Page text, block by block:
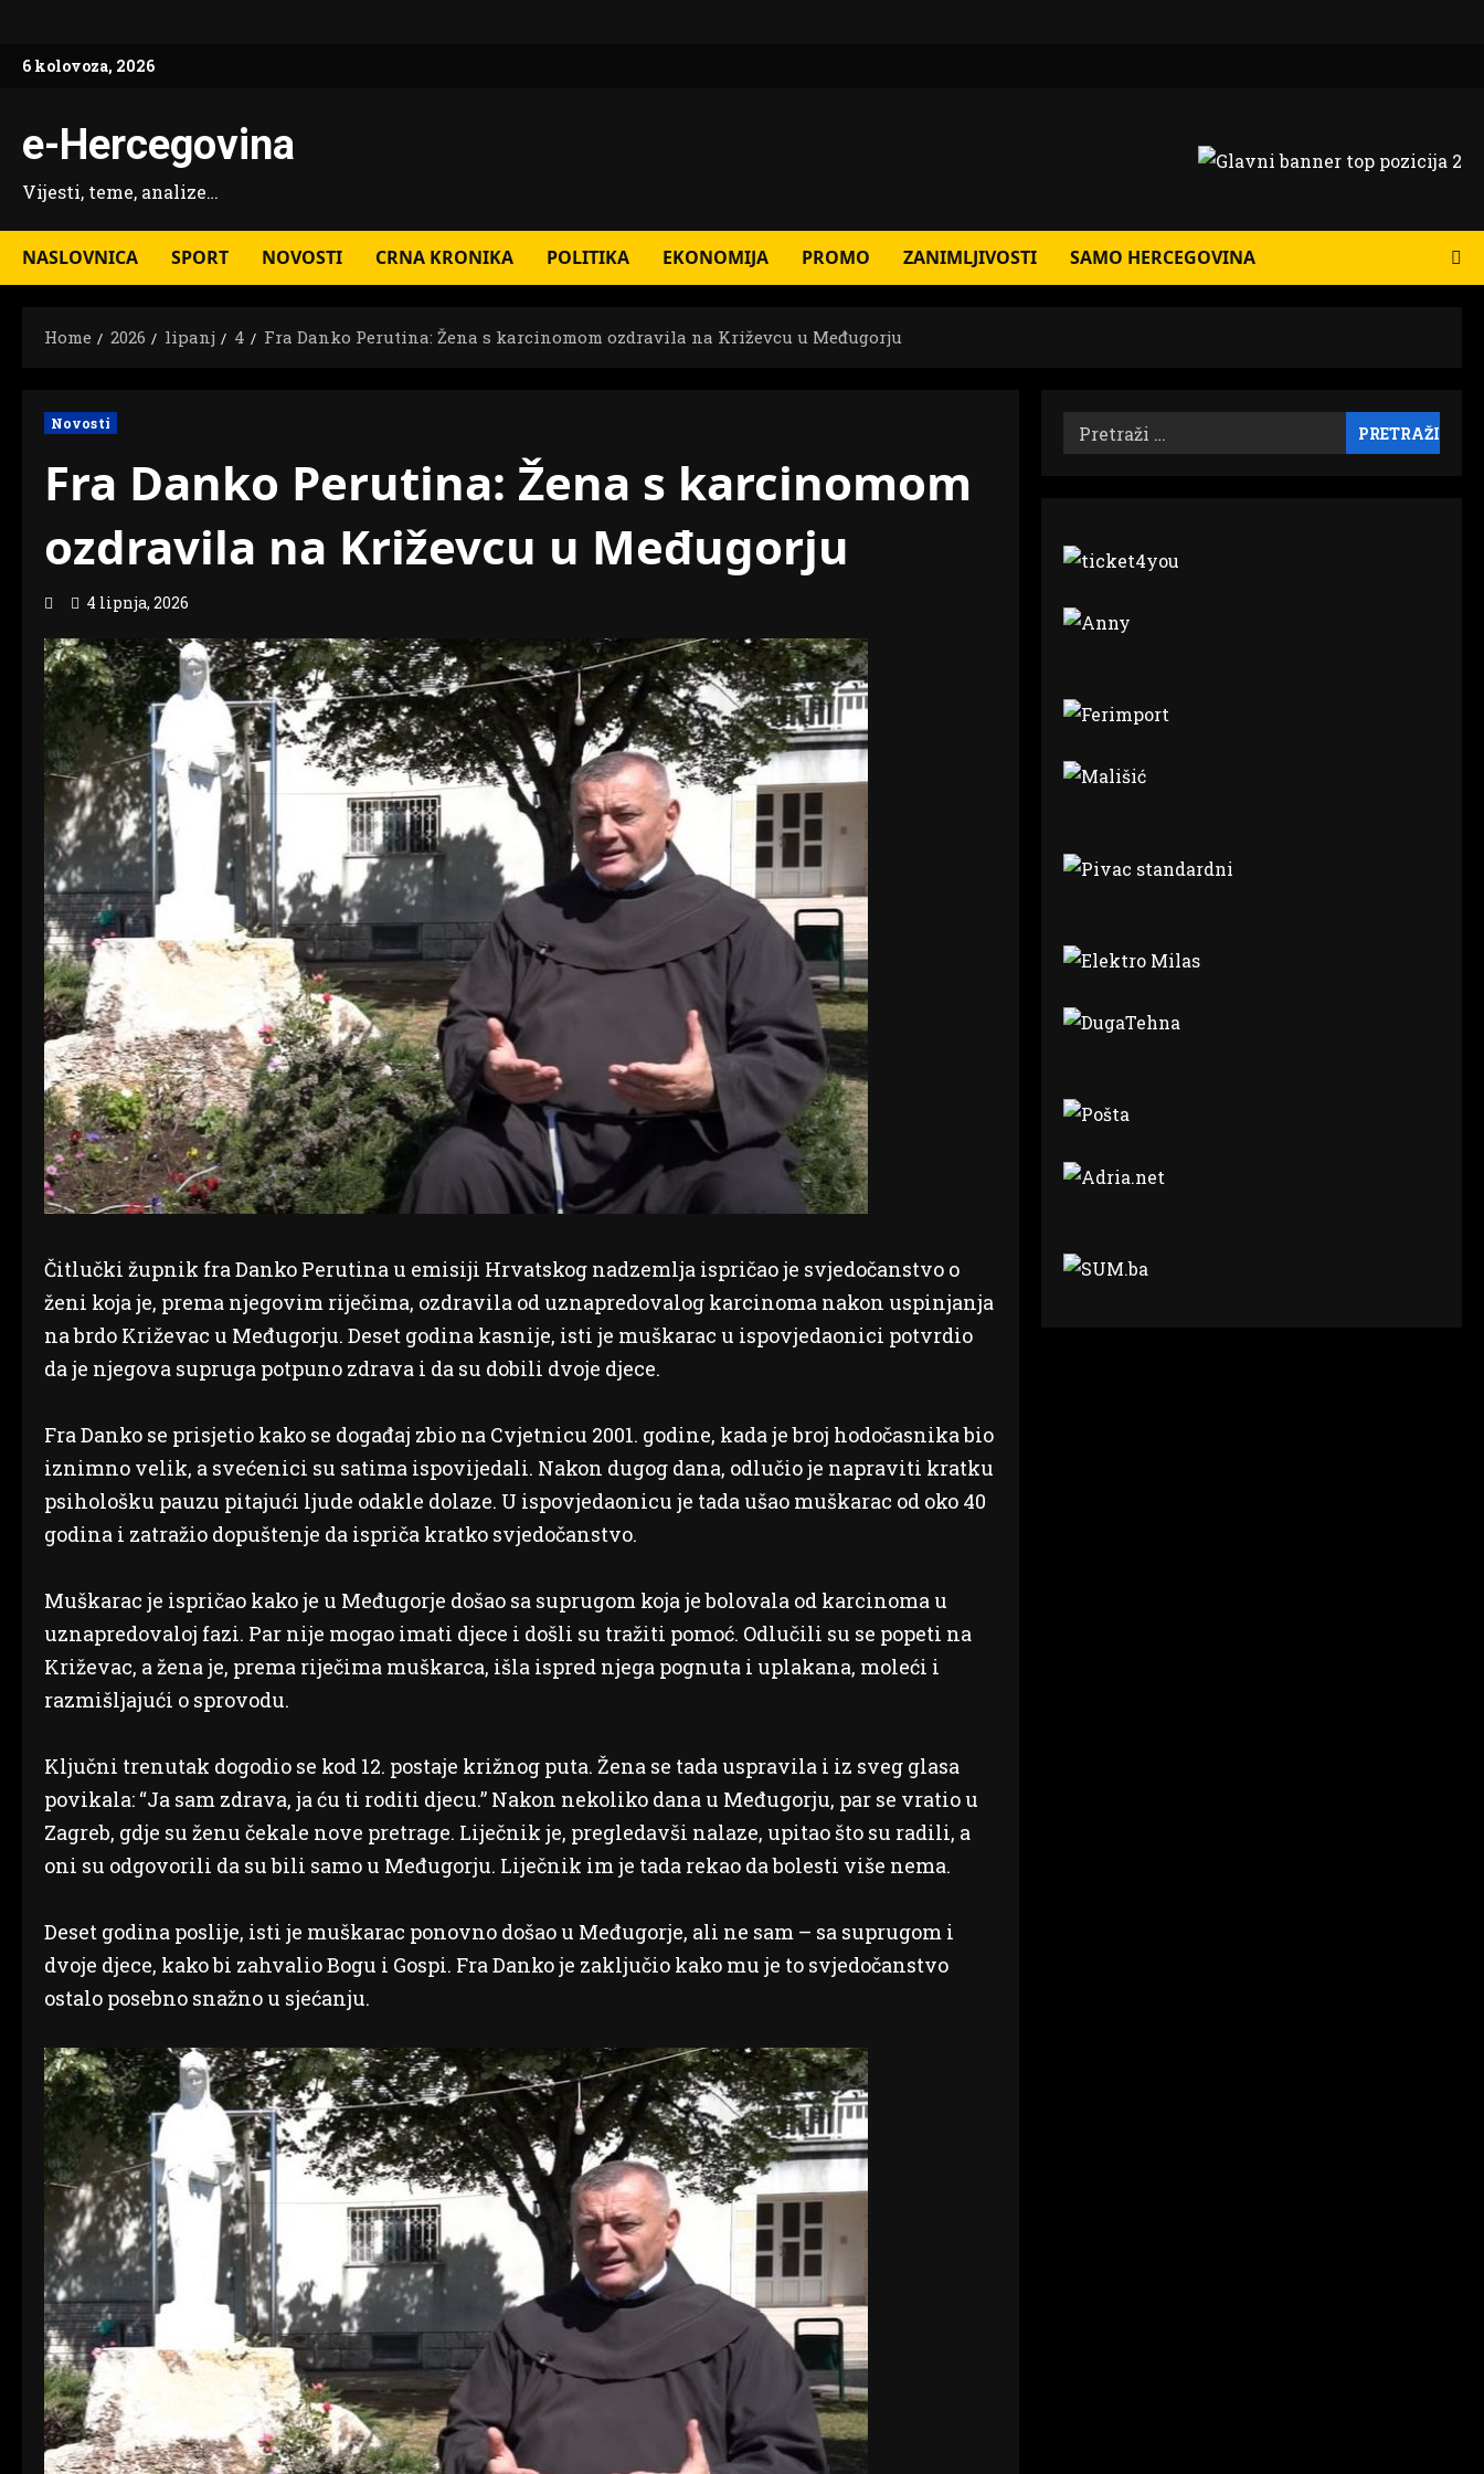
content
6 kolovoza, 2026
e-Hercegovina
Vijesti, teme, analize…
NASLOVNICA SPORT NOVOSTI CRNA KRONIKA POLITIKA EKONOMIJA PROMO ZANIMLJIVOSTI SAMO HERCEGOVINA
Home 2026 lipanj 4 Fra Danko Perutina: Žena s karcinomom ozdravila na Križevcu u Međugorju
Novosti
Fra Danko Perutina: Žena s karcinomom
ozdravila na Križevcu u Međugorju
4 lipnja, 2026
Čitlučki župnik fra Danko Perutina u emisiji Hrvatskog nadzemlja ispričao je svjedočanstvo o
ženi koja je, prema njegovim riječima, ozdravila od uznapredovalog karcinoma nakon uspinjanja
na brdo Križevac u Međugorju. Deset godina kasnije, isti je muškarac u ispovjedaonici potvrdio
da je njegova supruga potpuno zdrava i da su dobili dvoje djece.
Fra Danko se prisjetio kako se događaj zbio na Cvjetnicu 2001. godine, kada je broj hodočasnika bio
iznimno velik, a svećenici su satima ispovijedali. Nakon dugog dana, odlučio je napraviti kratku
psihološku pauzu pitajući ljude odakle dolaze. U ispovjedaonicu je tada ušao muškarac od oko 40
godina i zatražio dopuštenje da ispriča kratko svjedočanstvo.
Muškarac je ispričao kako je u Međugorje došao sa suprugom koja je bolovala od karcinoma u
uznapredovaloj fazi. Par nije mogao imati djece i došli su tražiti pomoć. Odlučili su se popeti na
Križevac, a žena je, prema riječima muškarca, išla ispred njega pognuta i uplakana, moleći i
razmišljajući o sprovodu.
Ključni trenutak dogodio se kod 12. postaje križnog puta. Žena se tada uspravila i iz sveg glasa
povikala: “Ja sam zdrava, ja ću ti roditi djecu.” Nakon nekoliko dana u Međugorju, par se vratio u
Zagreb, gdje su ženu čekale nove pretrage. Liječnik je, pregledavši nalaze, upitao što su radili, a
oni su odgovorili da su bili samo u Međugorju. Liječnik im je tada rekao da bolesti više nema.
Deset godina poslije, isti je muškarac ponovno došao u Međugorje, ali ne sam – sa suprugom i
dvoje djece, kako bi zahvalio Bogu i Gospi. Fra Danko je zaključio kako mu je to svjedočanstvo
ostalo posebno snažno u sjećanju.
Pretraži: